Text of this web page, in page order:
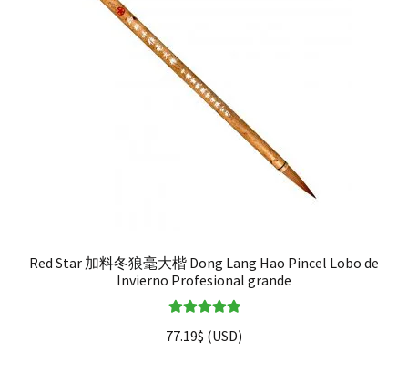
Red Star 加料冬狼毫大楷 Dong Lang Hao Pincel Lobo de
Invierno Profesional grande
5.00 de 5
77.19$ (USD)